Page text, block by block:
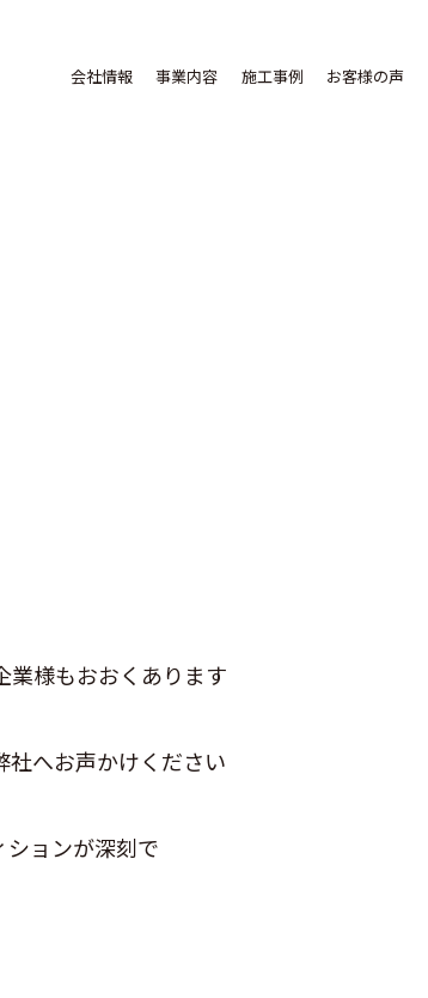
会社情報 事業内容 施工事例 お客様の声
様もおおくあります
へお声かけください
ョンが深刻で